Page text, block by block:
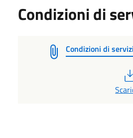
Condizioni di
Condizioni di